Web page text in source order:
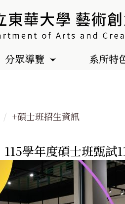
分眾導覽 系所特
+碩士班招生資訊
學年度碩士班甄試